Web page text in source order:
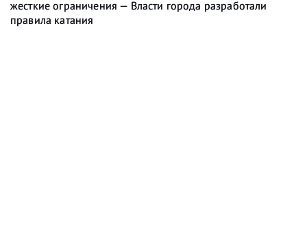
жесткие ограничения — Власти города разработали
правила катания